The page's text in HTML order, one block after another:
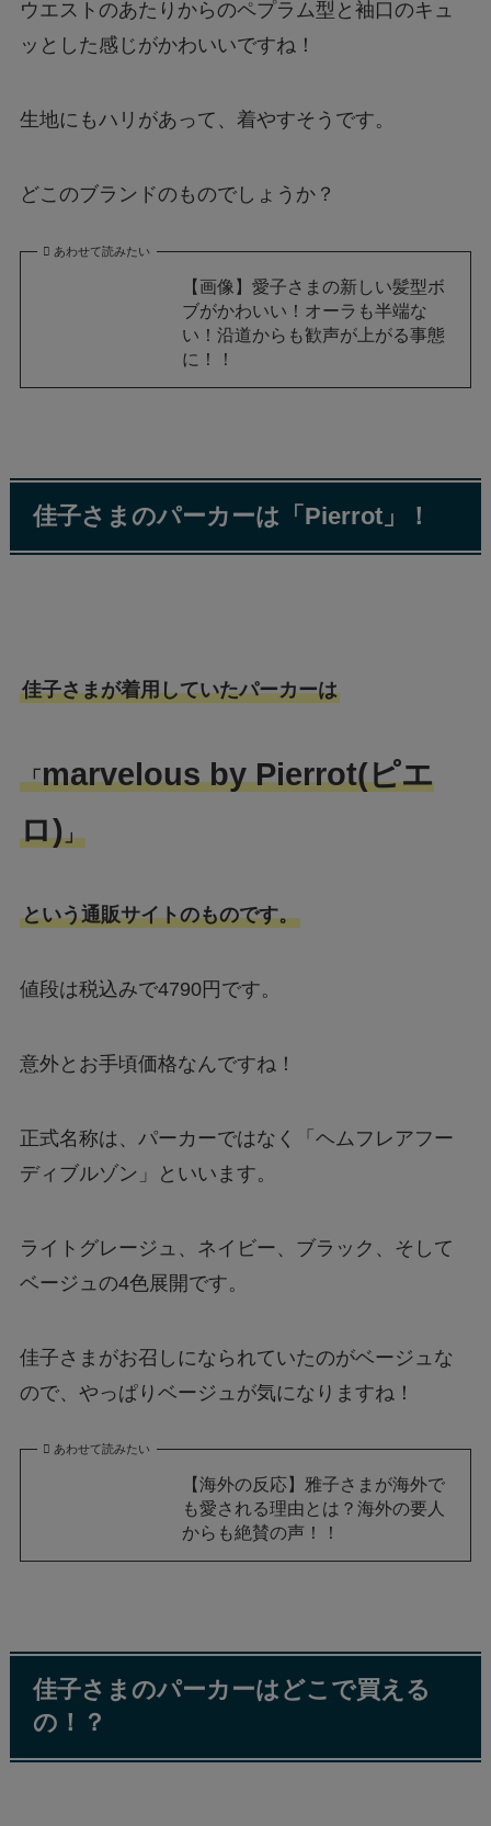
ウエストのあたりからのペプラム型と袖口のキュ
ッとした感じがかわいいですね！
生地にもハリがあって、着やすそうです。
どこのブランドのものでしょうか？
あわせて読みたい
【画像】愛子さまの新しい髪型ボ
ブがかわいい！オーラも半端な
い！沿道からも歓声が上がる事態
に！！
佳子さまのパーカーは「Pierrot」！
佳子さまが着用していたパーカーは
「marvelous by Pierrot(ピエ
ロ)」
という通販サイトのものです。
値段は税込みで4790円です。
意外とお手頃価格なんですね！
正式名称は、パーカーではなく「ヘムフレアフー
ディブルゾン」といいます。
ライトグレージュ、ネイビー、ブラック、そして
ベージュの4色展開です。
佳子さまがお召しになられていたのがベージュな
ので、やっぱりベージュが気になりますね！
あわせて読みたい
【海外の反応】雅子さまが海外で
も愛される理由とは？海外の要人
からも絶賛の声！！
佳子さまのパーカーはどこで買える
の！？